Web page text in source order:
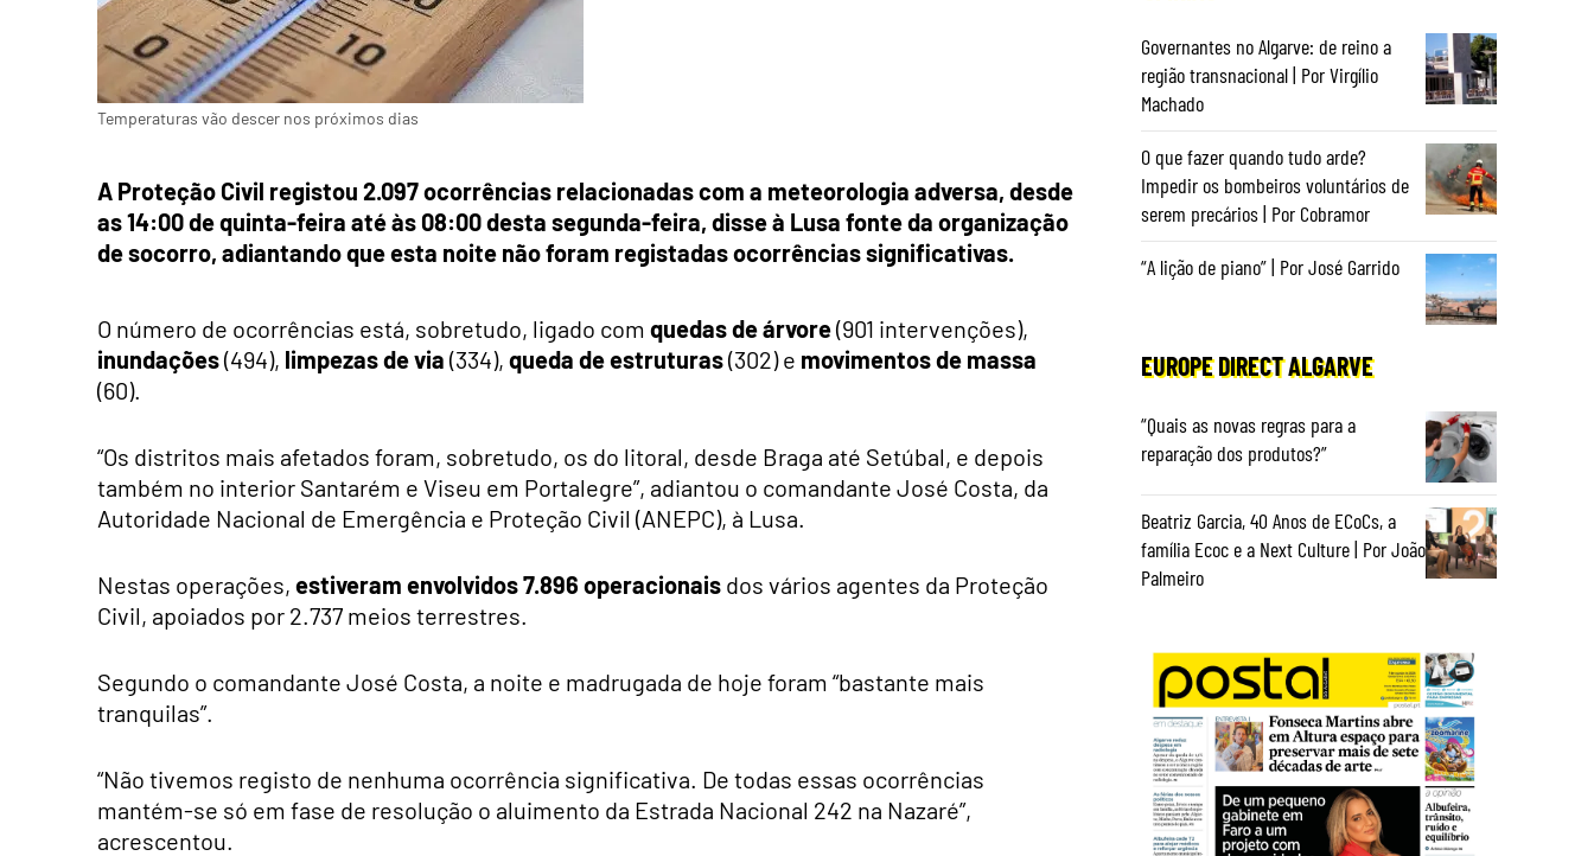
Temperaturas vão descer nos próximos dias
A Proteção Civil registou 2.097 ocorrências relacionadas com a meteorologia adversa, desde
as 14:00 de quinta-feira até às 08:00 desta segunda-feira, disse à Lusa fonte da organização
de socorro, adiantando que esta noite não foram registadas ocorrências significativas.
O número de ocorrências está, sobretudo, ligado com quedas de árvore(901 intervenções),
inundações(494), limpezas de via (334), queda de estruturas(302) e movimentos de massa
(60).
“Os distritos mais afetados foram, sobretudo, os do litoral, desde Braga até Setúbal, e depois
também no interior Santarém e Viseu em Portalegre”, adiantou o comandante José Costa, da
Autoridade Nacional de Emergência e Proteção Civil (ANEPC), à Lusa.
Nestas operações, estiveram envolvidos 7.896 operacionais dos vários agentes da Proteção
Civil, apoiados por 2.737 meios terrestres.
Segundo o comandante José Costa, a noite e madrugada de hoje foram “bastante mais
tranquilas”.
“Não tivemos registo de nenhuma ocorrência significativa. De todas essas ocorrências
mantém-se só em fase de resolução o aluimento da Estrada Nacional 242 na Nazaré”,
acrescentou.
Governantes no Algarve: de reino a
região transnacional | Por Virgílio
Machado
O que fazer quando tudo arde?
Impedir os bombeiros voluntários de
serem precários | Por Cobramor
“A lição de piano” | Por José Garrido
EUROPE DIRECT ALGARVE
“Quais as novas regras para a
reparação dos produtos?”
Beatriz Garcia, 40 Anos de ECoCs, a
família Ecoc e a Next Culture | Por João
Palmeiro